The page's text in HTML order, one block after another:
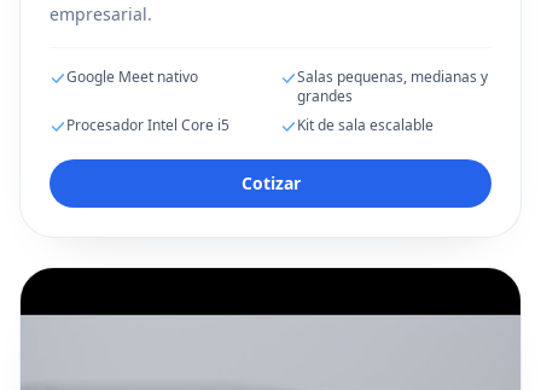
empresarial.
Google Meet nativo
Salas pequenas, medianas y
grandes
Procesador Intel Core i5
Kit de sala escalable
Cotizar